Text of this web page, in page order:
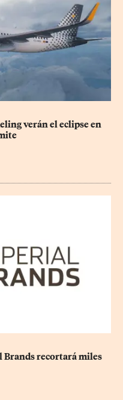
verán el eclipse en
Brands recortará miles